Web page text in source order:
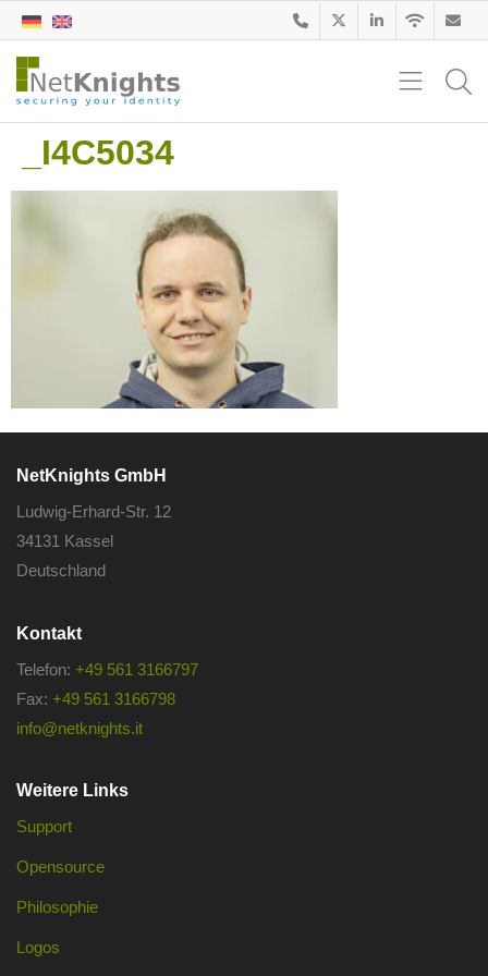
_I4C5034
NetKnights GmbH
Ludwig-Erhard-Str. 12
34131 Kassel
Deutschland
Kontakt
Telefon: +49 561 3166797
Fax: +49 561 3166798
info@netknights.it
Weitere Links
Support
Opensource
Philosophie
Logos